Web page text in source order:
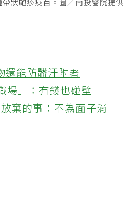
狀皰疹疫苗。圖／南投醫院提供
還能防髒汙附著
場」：有錢也碰壁
棄的事：不為面子消